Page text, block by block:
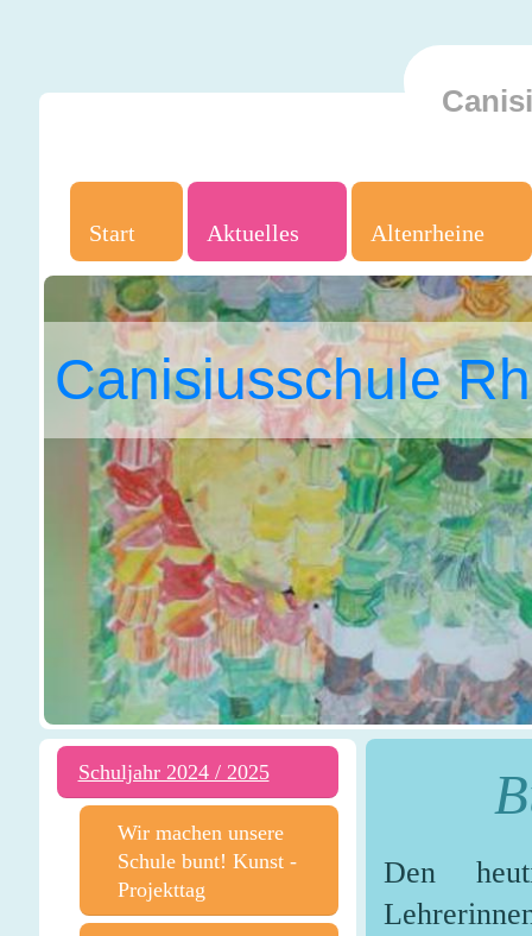
Start Aktuelles Altenrheine
Canisiusschule
Den
Schuljahr 2024 / 2025
Wir machen unsere
Schule bunt! Kunst -
Projekttag